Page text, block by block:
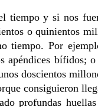
tiempo y si nos
o quinientos
tiempo. Por
apéndices bífidos;
doscientos
consiguieron
profundas